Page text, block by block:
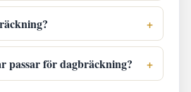
passar för dagbräckning?